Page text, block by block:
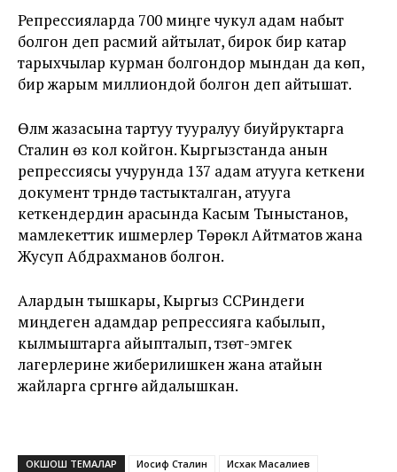
Репрессияларда 700 миңге чукул адам набыт
болгон деп расмий айтылат, бирок бир катар
тарыхчылар курман болгондор мындан да көп,
бир жарым миллиондой болгон деп айтышат.
Өлүм жазасына тартуу тууралуу биуйруктарга
Сталин өзү кол койгон. Кыргызстанда анын
репрессиясы учурунда 137 адам атууга кеткени
документ түрүндө тастыкталган, атууга
кеткендердин арасында Касым Тыныстанов,
мамлекеттик ишмерлер Төрөкүл Айтматов жана
Жусуп Абдрахманов болгон.
Алардын тышкары, Кыргыз ССРиндеги
миңдеген адамдар репрессияга кабылып,
кылмыштарга айыпталып, түзөтүү-эмгек
лагерлерине жиберилишкен жана атайын
жайларга сүргүнгө айдалышкан.
ОКШОШ ТЕМАЛАР Иосиф Сталин Исхак Масалиев